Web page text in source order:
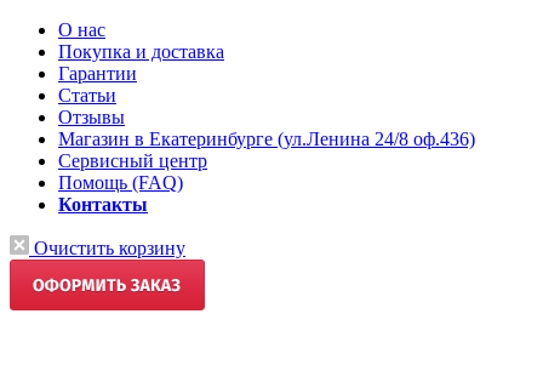
О нас
Покупка и доставка
Гарантии
Статьи
Отзывы
Магазин в Екатеринбурге (ул.Ленина 24/8 оф.436)
Сервисный центр
Помощь (FAQ)
Контакты
Очистить корзину